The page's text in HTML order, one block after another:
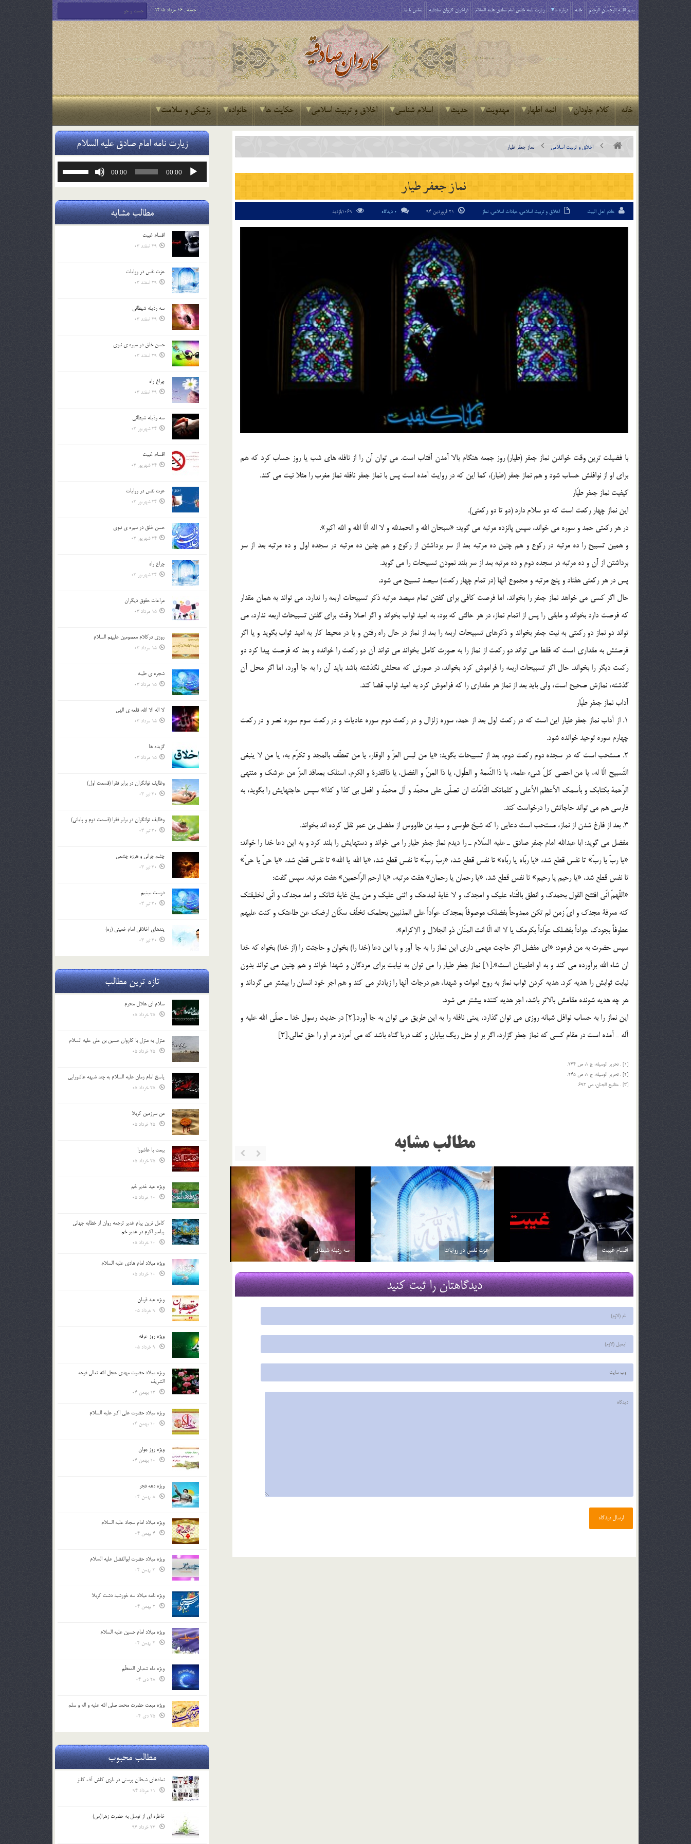
بِسْمِ اللَّـهِ الرَّحْمَـٰنِ الرَّحِيمِ خانه درباره ما زیارت نامه خاص امام صادق علیه السلام فراخوان کاروان صادقیه تماس با ما جمعه , 16 مرداد 1405
خانه کلام جاودان ائمه اطهار مهدویت حدیث اسلام شناسی اخلاق و تربیت اسلامی حکایت ها خانواده پزشکی و سلامت
اخلاق و تربیت اسلامی نماز جعفر طيار
نماز جعفر طيار
خادم اهل البیت اخلاق و تربیت اسلامی,عبادات اسلامی, نماز 0 دیدگاه
با فضيلت ترين وقت خواندن نماز جعفر (طيار) روز جمعه هنگام بالا آمدن آفتاب است. مي توان آن را از نافله هاي شب يا روز حساب كرد كه هم
براي او از نوافلش حساب شود و هم نماز جعفر (طيار)، كما اين كه در روايت آمده است پس با نماز جعفر نافله نماز مغرب را مثلا نيت مي كند.
كيفيت نماز جعفر طيّار
اين نماز چهار ركعت است كه دو سلام دارد (دو تا دو ركعتي).
در هر ركعتي حمد و سوره مي خواند، سپس پانزده مرتبه مي گويد: «سبحان الله و الحمدلله و لا اله الّا الله و الله اكبر».
و همين تسبيح را ده مرتبه در ركوع و هم چنين ده مرتبه بعد از سر برداشتن از ركوع و هم چنين ده مرتبه در سجده اول و ده مرتبه بعد از سر
برداشتن از آن و ده مرتبه در سجده دوم و ده مرتبه بعد از سر بلند نمودن تسبيحات را مي گويد.
پس در هر ركعتي هفتاد و پنج مرتبه و مجموع آنها (در تمام چهار ركعت) سيصد تسبيح مي شود.
حال اگر كسي مي خواهد نماز جعفر را بخواند، اما فرصت كافي براي گفتن تمام سيصد مرتبه ذكر تسبيحات اربعه را ندارد، مي تواند به همان مقدار
كه فرصت دارد بخواند و مابقي را پس از اتمام نماز، در هر حالتي كه بود، به اميد ثواب بخواند و اگر اصلا وقت براي گفتن تسبيحات اربعه ندارد، مي
تواند دو نماز دو ركعتي به نيت جعفر بخواند و ذكرهاي تسبيحات اربعه را بعد از نماز در حال راه رفتن و يا در محيط كار به اميد ثواب بگويد و يا اگر
فرصتش به مقداري است كه فقط مي تواند دو ركعت از نماز را به صورت كامل بخواند مي تواند آن دو ركعت را خوانده و بعد كه فرصت پيدا كرد دو
ركعت ديگر را بخواند. حال اگر تسبيحات اربعه را فراموش كرد بخواند، در صورتي كه محلش نگذشته باشد بايد آن را به جا آورد، اما اگر محل آن
گذشته، نمازش صحيح است، ولي بايد بعد از نماز هر مقداري را كه فراموش كرد به اميد ثواب قضا كند.
آداب نماز جعفر طيّار
1. از آداب نماز جعفر طيار اين است كه در ركعت اول بعد از حمد، سوره زلزال و در ركعت دوم سوره عاديات و در ركعت سوم سوره نصر و در ركعت
چهارم سوره توحيد خوانده شود.
2. مستحب است كه در سجده دوم ركعت دوم، بعد از تسبيحات بگويد: «يا من لبس العزّ و الوقار، يا من تعطّف بالمجد و تكرّم به، يا من لا ينبغي
التّسبيح الّا له، يا من احصي كلّ شيء علمه، يا ذا النّعمة و الطّول، يا ذا المنّ و الفضل، يا ذالقدرة و الكرم، اسئلك بمعاقد العزّ من عرشك و منتهي
الرّحمة بكتابك و بأسمك الأعظم الأعلي و كلماتك التّامّات ان تصلّي علي محمّد و آل محمّد و افعل بي كذا و كذا» سپس حاجتهايش را بگويد، به
فارسي هم مي تواند حاجاتش را درخواست كند.
3. بعد از فارغ شدن از نماز، مستحب است دعايي را كه شيخ طوسي و سيد بن طاووس از مفضل بن عمر نقل كرده اند بخواند.
مفضل مي گويد: ابا عبدالله امام جعفر صادق ـ عليه السّلام ـ را ديدم نماز جعفر طيار را مي خواند و دستهايش را بلند كرد و به اين دعا خدا را خواند:
«يا ربّ يا ربّ» تا نفس قطع شد، «يا ربّاه يا ربّاه» تا نفس قطع شد، «ربّ ربّ» تا نفس قطع شد، «يا الله يا الله» تا نفس قطع شد، «يا حيّ يا حيّ»
تا نفس قطع شد، «يا رحيم يا رحيم» تا نفس قطع شد، «يا رحمان يا رحمان» هفت مرتبه، «يا ارحم الرّاحمين» هفت مرتبه. سپس گفت:
«اللّهمّ انّي افتتح القول بحمدك و انطق بالثّناء عليك و امجدك و لا غاية لمدحك و اثني عليك و من يبلغ غاية ثنائك و امد مجدك و انّي لخليقتك
كنه معرفة مجدك و ايّ زمن لم تكن ممدوحاً بفضلك موصوفاً بمجدك عوّاداً علي المذنبين بحلمك تخلّف سكّان ارضك عن طاعتك و كنت عليهم
عطوفاً بجودك جواداً بفضلك عوّاداً بكرمك يا لا اله الّا انت المنّان ذو الجلال و الإكرام».
سپس حضرت به من فرمود: «اي مفضل اگر حاجت مهمي داري اين نماز را به جا آور و با اين دعا (خدا را) بخوان و حاجتت را (از خدا) بخواه كه خدا
ان شاء الله برآورده مي كند و به او اطمينان است».[1] نماز جعفر طيار را مي توان به نيابت براي مردگان و شهدا خواند و هم چنين مي تواند بدون
نيابت ثوابش را هديه كرد. هديه كردن ثواب نماز به روح اموات و شهدا، هم درجات آنها را زيادتر مي كند و هم اجر خود انسان را بيشتر مي گرداند و
هر چه هديه شونده مقامش بالاتر باشد، اجر هديه كننده بيشتر مي شود.
اين نماز را به حساب نوافل شبانه روزي مي توان گذارد، يعني نافله را به اين طريق مي توان به جا آورد.[2] در حديث رسول خدا ـ صلّي الله عليه و
آله ـ آمده است در مقام كسي كه نماز جعفر گزارد، اگر بر او مثل ريگ بيابان و كف دريا گناه باشد كه مي آمرزد مر او را حق تعالي.[3]
[1] . تحرير الوسيله، ج 1، ص 244.
[2] . تحرير الوسيله، ج 1، ص 245.
[3] . مفاتيح الجنان، ص 692.
مطالب مشابه
حسن خلق در سيره ي نبوي
29 اسفند 03
چراغ راه
29 اسفند 03
سه رذیله شیطانی
24 شهریور 03
دیدگاهتان را ثبت کنید
زیارت نامه امام صادق علیه السلام
پخش‌کننده
00:00
00:00
یا
صدا
کلیدهای
مطالب مشابه
اقسام غيبت
29 اسفند 03
عزت نفس در روايات
29 اسفند 03
سه رذیله شیطانی
29 اسفند 03
حسن خلق در سيره ي نبوي
29 اسفند 03
چراغ راه
29 اسفند 03
سه رذیله شیطانی
24 شهریور 03
اقسام غيبت
24 شهریور 03
عزت نفس در روايات
24 شهریور 03
حسن خلق در سيره ي نبوي
24 شهریور 03
چراغ راه
24 شهریور 03
مراعات حقوق ديگران
15 مرداد 03
روزي دركلام معصومين عليهم السلام
15 مرداد 03
شجره ي طيبه
15 مرداد 03
لا اله الا الله، قلعه ي الهي
15 مرداد 03
گزيده ها
15 مرداد 03
وظایف توانگران در برابر فقرا (قسمت اول)
30 تیر 03
وظایف توانگران در برابر فقرا (قسمت دوم و پایانی)
30 تیر 03
چشم ‏چرانى و هرزه‏ چشمى
30 تیر 03
درست ببينيم
30 تیر 03
پندهاي اخلاقي امام خميني (ره)
30 تیر 03
تازه ترین مطالب
سلام ای هلال محرم
منزل به منزل با کاروان حسین بن علی علیه السلام
پاسخ امام زمان علیه السلام به چند شبهه عاشورایی
من سرزمین کربلا
بیعت با عاشورا
ویژه عید غدیر خم
کامل ترین پیام غدیر ترجمه روان از خطابه جهانی
پیامبر اکرم در غدیر خم
ویژه میلاد امام هادی علیه السلام
ویژه عید قربان
ویژه روز عرفه
ویژه میلاد حضرت مهدی عجل الله تعالی فرجه
الشريف
ویژه میلاد حضرت علی اکبر علیه السلام
ویژه روز جوان
ویژه دهه فجر
ویژه میلاد امام سجاد علیه السلام
ویژه میلاد حضرت ابوالفضل علیه السلام
ویژه نامه میلاد سه خورشید دشت کربلا
ویژه میلاد امام حسین علیه السلام
ویژه ماه شعبان المعظّم
ویژه مبعث حضرت محمد صلی الله علیه و اله و سلم
مطالب محبوب
نمادهای شیطان پرستی در بازی کلش آف کلنز
خاطره ای از توسل به حضرت زهرا(س)